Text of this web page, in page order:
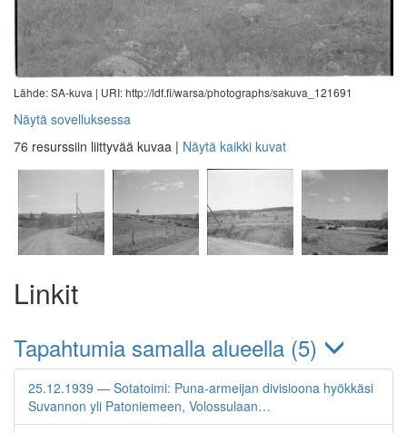
Lähde: SA-kuva | URI: http://ldf.fi/warsa/photographs/sakuva_121691
Näytä sovelluksessa
76 resurssiin liittyvää kuvaa | Näytä kaikki kuvat
Linkit
Tapahtumia samalla alueella (5)
25.12.1939 — Sotatoimi: Puna-armeijan divisioona hyökkäsi
Suvannon yli Patoniemeen, Volossulaan…